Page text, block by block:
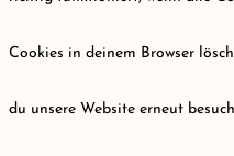
Cookies in deinem Browser
du unsere Website erneut